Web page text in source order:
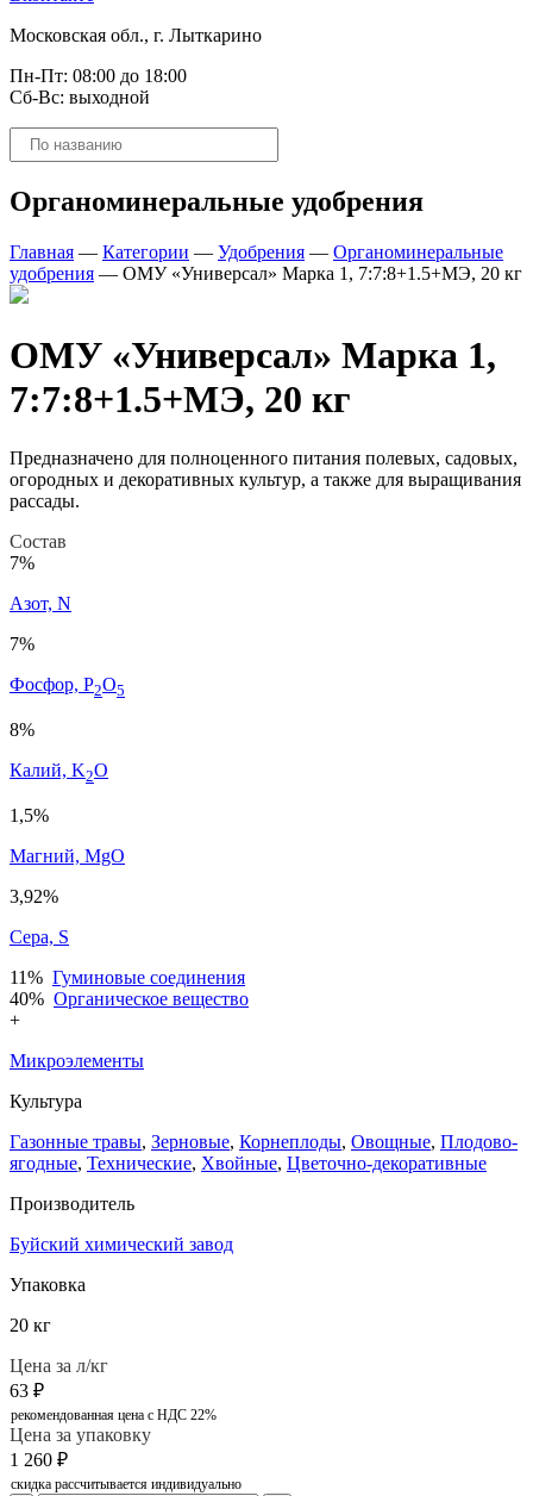
Московская обл., г. Лыткарино
Пн-Пт: 08:00 до 18:00
Сб-Вс: выходной
Поиск
товаров
Органоминеральные удобрения
Главная — Категории — Удобрения — Органоминеральные
удобрения — ОМУ «Универсал» Марка 1, 7:7:8+1.5+МЭ, 20 кг
ОМУ «Универсал» Марка 1,
7:7:8+1.5+МЭ, 20 кг
Предназначено для полноценного питания полевых, садовых,
огородных и декоративных культур, а также для выращивания
рассады.
Состав
7%
Азот, N
7%
Фосфор, P2O5
8%
Калий, K2O
1,5%
Магний, MgO
3,92%
Сера, S
11% Гуминовые соединения
40% Органическое вещество
+
Микроэлементы
Культура
Газонные травы, Зерновые, Корнеплоды, Овощные, Плодово-
ягодные, Технические, Хвойные, Цветочно-декоративные
Производитель
Буйский химический завод
Упаковка
20 кг
Цена за л/кг
63 ₽
рекомендованная цена с НДС 22%
Цена за упаковку
1 260 ₽
скидка рассчитывается индивидуально